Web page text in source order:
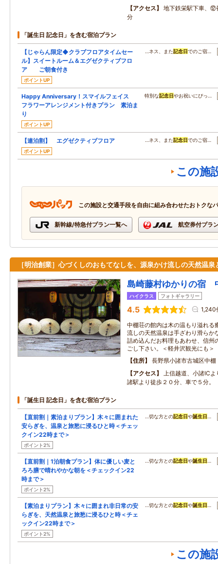
アクセス
地下鉄栄駅下車、⑫
分
「誕生日 記念日」を含む宿泊プラン
【じゃらん限定◆クラブフロアタイムセー
ル】スイートルーム＆エグゼクティブフロ
ア ご朝食付き
ポイントUP
…ネス、また記念日でのご宿…
Happy Anniversary！スマイルフェイス
フラワーアレンジメント付きプラン 素泊ま
り
ポイントUP
特別な記念日やお祝いにぴっ…
【連泊割】 エグゼクティブフロア
ポイントUP
…ネス、また記念日でのご宿…
この施
この施設と交通手段を自由に組み合わせたおトクな
新幹線/特急付プラン一覧へ 航空券付プラ
［明治創業］心づくしのおもてなしを、源泉かけ流しの天然温泉
島崎藤村ゆかりの宿
ハイクラス フォトギャラリー
4.5 1,240
中棚荘の館内は木の温もり溢れる
流しの天然温泉は手ざわり滑らか
詰め込んだお料理もあわせ、信州
ごし下さい。＜軽井沢観光にも＞
住所
長野県小諸市古城区中棚
アクセス
上信越道、小諸IC
諸駅より徒歩２０分、車で５分。
「誕生日 記念日」を含む宿泊プラン
【直前割｜素泊まりプラン】木々に囲まれた
安らぎを、温泉と旅愁に浸るひと時＜チェッ
クイン22時まで＞
ポイント2%
…切な方との記念日や誕生日 …
【直前割｜1泊朝食プラン】体に優しい麦と
ろろ膳で晴れやかな朝を＜チェックイン22
時まで＞
ポイント2%
…切な方との記念日や誕生日 …
【素泊まりプラン】木々に囲まれ非日常の安
らぎを、天然温泉と旅愁に浸るひと時＜チェ
ックイン22時まで＞
ポイント2%
…切な方との記念日や誕生日 …
この施